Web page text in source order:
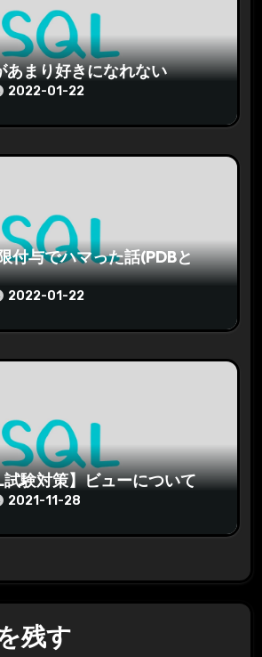
あまり好きになれない
2022-01-22
付与でハマった話(PDBと
2022-01-22
験対策】ビューについて
2021-11-28
残す